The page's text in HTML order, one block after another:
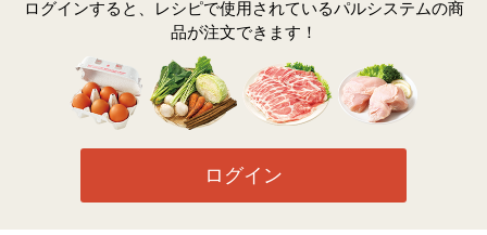
ログインすると、レシピで使用されているパルシステムの商
品が注文できます！
ログイン